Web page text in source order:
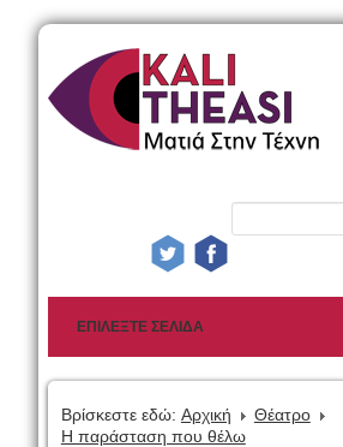
Βρίσκεστε εδώ: Αρχική
Θέατρο
Η παράσταση που θέλω